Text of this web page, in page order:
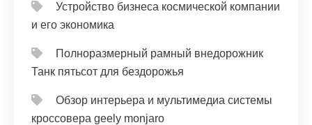
Устройство бизнеса космической компании
и его экономика
Полноразмерный рамный внедорожник
Танк пятьсот для бездорожья
Обзор интерьера и мультимедиа системы
кроссовера geely monjaro